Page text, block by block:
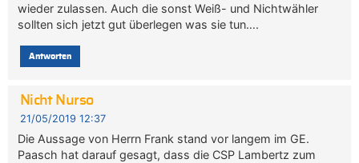
wieder zulassen. Auch die sonst Weiß- und Nichtwähler
sollten sich jetzt gut überlegen was sie tun….
Antworten
Nicht Nurso
21/05/2019 12:37
Die Aussage von Herrn Frank stand vor langem im GE.
Paasch hat darauf gesagt, dass die CSP Lambertz zum